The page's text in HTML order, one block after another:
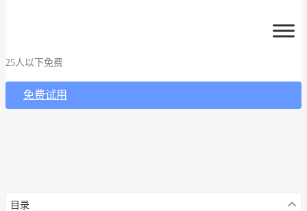
25人以下免费
免费试用
目录